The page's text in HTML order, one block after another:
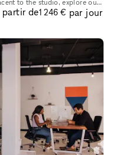
to the studio, explore our
p
partir de1 246 € par jour